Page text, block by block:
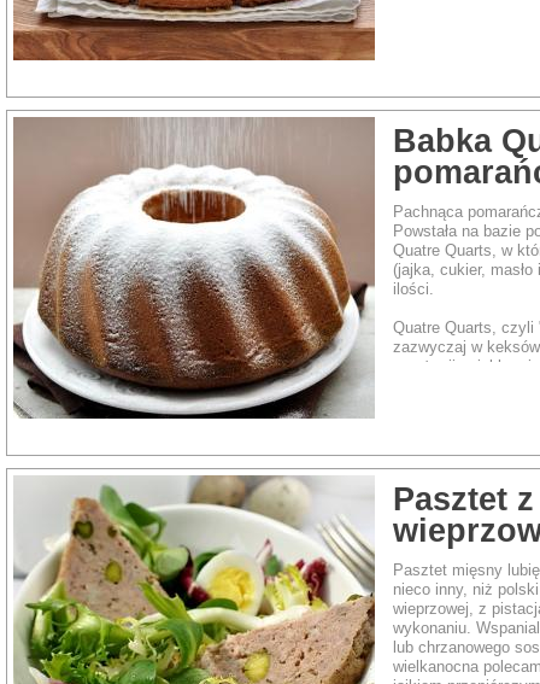
Babka
Pachnąca
Powstała na bazie
Quatre Quarts, w
(jajka, cukier,
ilości.
Quatre Quarts, czyli
zazwyczaj w
aranżacji upiekłam
Pasztet
Pasztet mięsny
nieco inny, niż
wieprzowej, z
wykonaniu.
lub chrzanowego
wielkanocna